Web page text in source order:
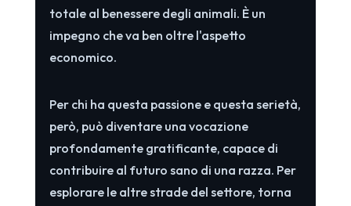
totale al benessere degli animali. È un
impegno che va ben oltre l'aspetto
economico.
Per chi ha questa passione e questa serietà,
però, può diventare una vocazione
profondamente gratificante, capace di
contribuire al futuro sano di una razza. Per
esplorare le altre strade del settore, torna